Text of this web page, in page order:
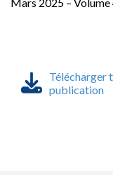
Télécharger
publication